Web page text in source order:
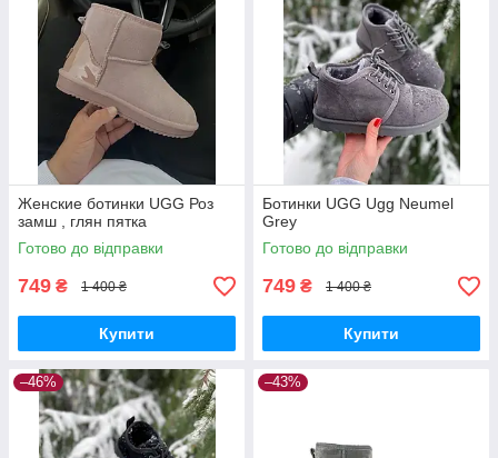
Женские ботинки UGG Роз
замш , глян пятка
Готово до відправки
749 ₴ 1 400 ₴
Купити
Ботинки UGG Ugg Neumel
Grey
Готово до відправки
749 ₴ 1 400 ₴
Купити
–46% –43%